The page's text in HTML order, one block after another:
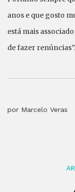
anos e que gosto
está mais
de fazer
por Marcelo Veras